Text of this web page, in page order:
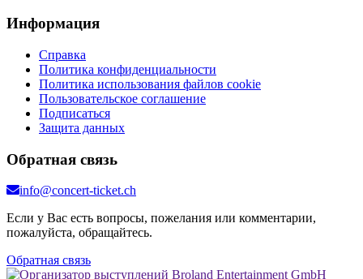
Информация
Справка
Политика конфиденциальности
Политика использования файлов cookie
Пользовательское соглашение
Подписаться
Защита данных
Обратная связь
info@concert-ticket.ch
Если у Вас есть вопросы, пожелания или комментарии,
пожалуйста, обращайтесь.
Обратная связь